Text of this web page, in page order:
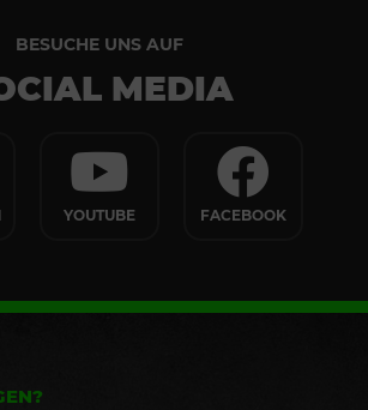
BESUCHE UNS AUF
MEDIA
YOUTUBE FACEBOOK